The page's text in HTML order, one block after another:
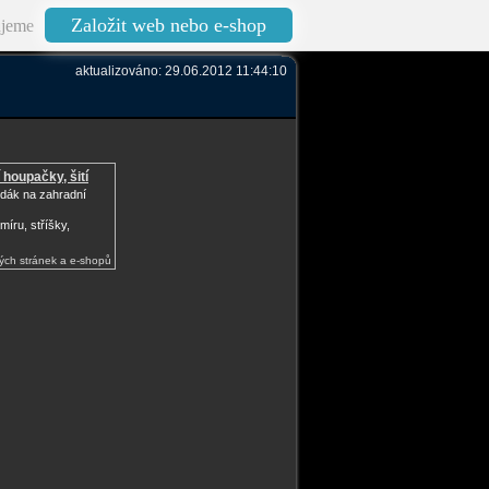
Založit web nebo e-shop
aktualizováno: 29.06.2012 11:44:10
houpačky, šití
na zahradní
stříšky,
stránek a e-shopů